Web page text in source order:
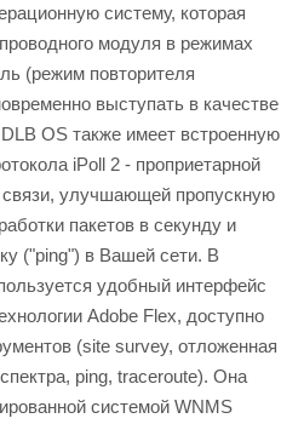
систему, которая
модуля в режимах
(режим повторителя
выступать в качестве
OS также имеет встроенную
iPoll 2 - проприетарной
связи, улучшающей пропускную
пакетов в секунду и
("ping") в Вашей сети. В
удобный интерфейс
Adobe Flex, доступно
(site survey, отложенная
ping, traceroute). Она
системой WNMS